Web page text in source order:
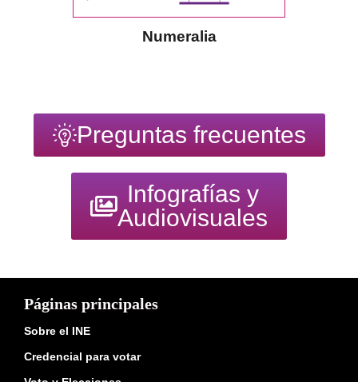
Numeralia
Preguntas frecuentes
Infografías y
Audiovisuales
Páginas principales
Sobre el INE
Credencial para votar